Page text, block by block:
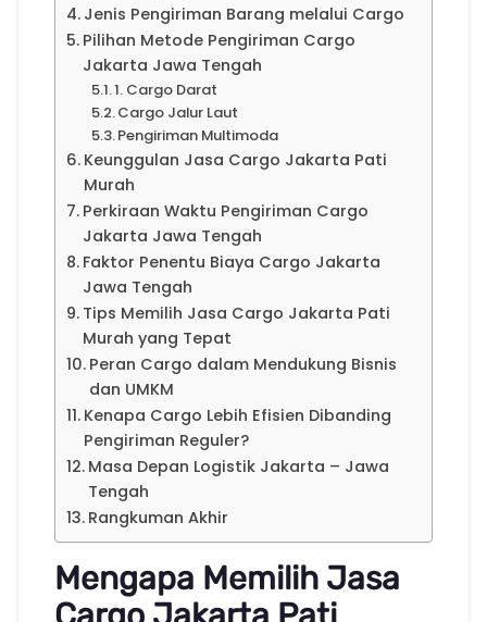
Jenis Pengiriman Barang melalui Cargo
Pilihan Metode Pengiriman Cargo
Jakarta Jawa Tengah
1. Cargo Darat
Cargo Jalur Laut
Pengiriman Multimoda
Keunggulan Jasa Cargo Jakarta Pati
Murah
Perkiraan Waktu Pengiriman Cargo
Jakarta Jawa Tengah
Faktor Penentu Biaya Cargo Jakarta
Jawa Tengah
Tips Memilih Jasa Cargo Jakarta Pati
Murah yang Tepat
Peran Cargo dalam Mendukung Bisnis
dan UMKM
Kenapa Cargo Lebih Efisien Dibanding
Pengiriman Reguler?
Masa Depan Logistik Jakarta – Jawa
Tengah
Rangkuman Akhir
Mengapa Memilih Jasa